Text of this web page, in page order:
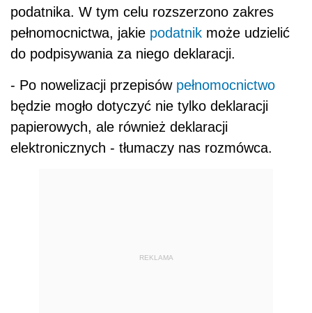
podatnika. W tym celu rozszerzono zakres
pełnomocnictwa, jakie podatnik może udzielić
do podpisywania za niego deklaracji.
- Po nowelizacji przepisów pełnomocnictwo
będzie mogło dotyczyć nie tylko deklaracji
papierowych, ale również deklaracji
elektronicznych - tłumaczy nas rozmówca.
REKLAMA